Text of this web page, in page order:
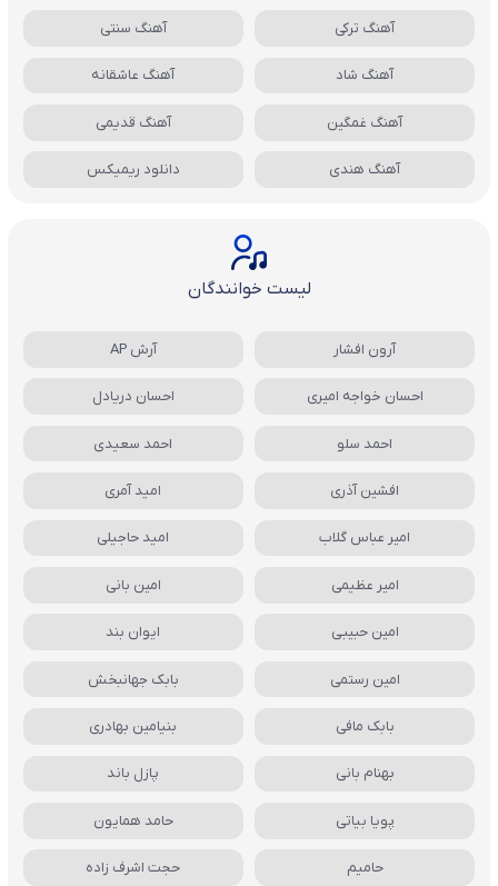
آهنگ ترکی آهنگ سنتی
آهنگ شاد آهنگ عاشقانه
آهنگ غمگین آهنگ قدیمی
آهنگ هندی دانلود ریمیکس
لیست خوانندگان
آرون افشار آرش AP
احسان خواجه امیری احسان دریادل
احمد سلو احمد سعیدی
افشین آذری امید آمری
امیر عباس گلاب امید حاجیلی
امیر عظیمی امین بانی
امین حبیبی ایوان بند
امین رستمی بابک جهانبخش
بابک مافی بنیامین بهادری
بهنام بانی پازل باند
پویا بیاتی حامد همایون
حامیم حجت اشرف زاده